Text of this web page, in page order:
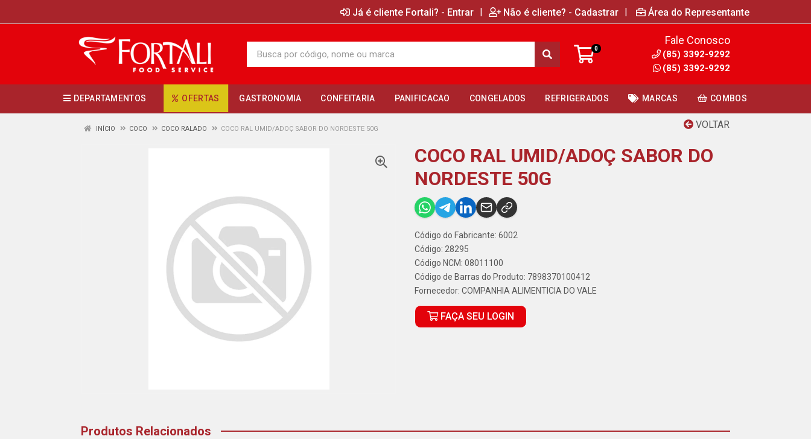
Já é cliente Fortali? - Entrar | Não é cliente? - Cadastrar | Área do Representante
0
Fale Conosco
(85) 3392-9292
(85) 3392-9292
DEPARTAMENTOS OFERTAS GASTRONOMIA CONFEITARIA PANIFICACAO CONGELADOS REFRIGERADOS MARCAS COMBOS
VOLTAR
INÍCIO COCO COCO RALADO COCO RAL UMID/ADOÇ SABOR DO NORDESTE 50G
COCO RAL UMID/ADOÇ SABOR DO
NORDESTE 50G
Código do Fabricante: 6002
Código: 28295
Código NCM: 08011100
Código de Barras do Produto: 7898370100412
Fornecedor: COMPANHIA ALIMENTICIA DO VALE
FAÇA SEU LOGIN
Produtos Relacionados